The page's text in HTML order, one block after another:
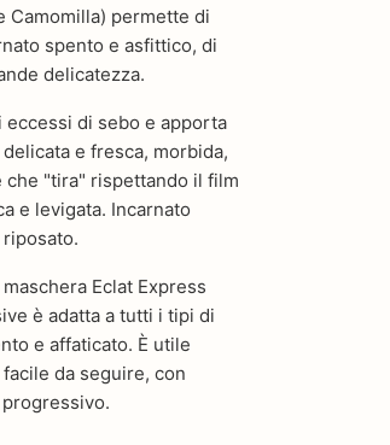
Camomilla) permette di
spento e asfittico, di
delicatezza.
eccessi di sebo e apporta
e fresca, morbida,
che "tira" rispettando il film
e levigata. Incarnato
Eclat Express
è adatta a tutti i tipi di
e affaticato. È utile
da seguire, con